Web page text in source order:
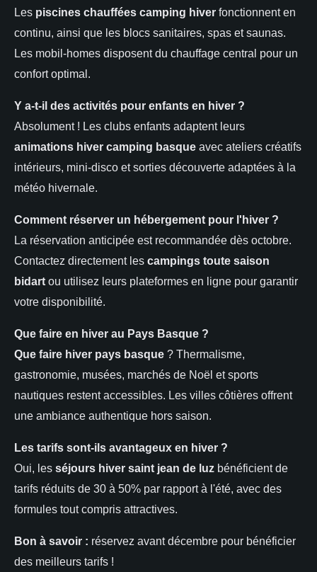
Les piscines chauffées camping hiver fonctionnent en
continu, ainsi que les blocs sanitaires, spas et saunas.
Les mobil-homes disposent du chauffage central pour un
confort optimal.
Y a-t-il des activités pour enfants en hiver ?
Absolument ! Les clubs enfants adaptent leurs
animations hiver camping basque avec ateliers créatifs
intérieurs, mini-disco et sorties découverte adaptées à la
météo hivernale.
Comment réserver un hébergement pour l'hiver ?
La réservation anticipée est recommandée dès octobre.
Contactez directement les campings toute saison
bidart ou utilisez leurs plateformes en ligne pour garantir
votre disponibilité.
Que faire en hiver au Pays Basque ?
Que faire hiver pays basque ? Thermalisme,
gastronomie, musées, marchés de Noël et sports
nautiques restent accessibles. Les villes côtières offrent
une ambiance authentique hors saison.
Les tarifs sont-ils avantageux en hiver ?
Oui, les séjours hiver saint jean de luz bénéficient de
tarifs réduits de 30 à 50% par rapport à l'été, avec des
formules tout compris attractives.
Bon à savoir : réservez avant décembre pour bénéficier
des meilleurs tarifs !